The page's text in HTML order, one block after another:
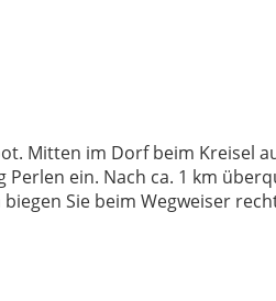
Mitten im Dorf beim Kreisel
ein. Nach ca. 1 km
Sie beim Wegweiser